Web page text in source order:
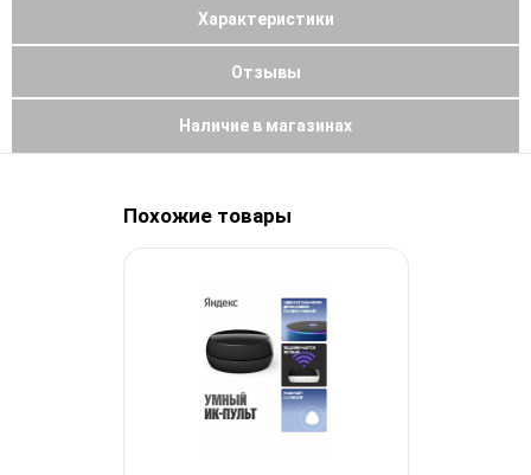
Характеристики
Отзывы
Наличие в магазинах
Похожие товары